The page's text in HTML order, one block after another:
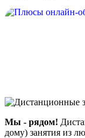
Мы - рядом!
дому) занятия из